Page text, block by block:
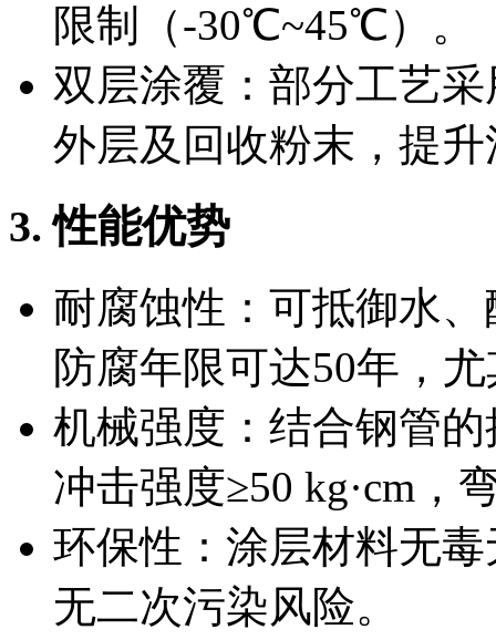
限制（-30℃~45℃）。
双层涂覆：部分工艺
外层及回收粉末，提
3. 性能优势
耐腐蚀性：可抵御水
防腐年限可达50年，
机械强度：结合钢管
冲击强度≥50 kg·cm，
环保性：涂层材料无
无二次污染风险。